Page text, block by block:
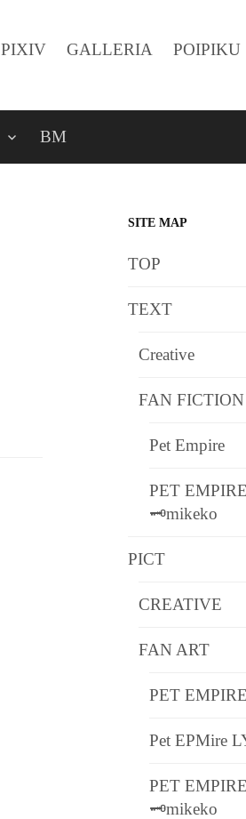
PIXIV GALLERIA POIPIKU
BM
SITE MAP
TOP
TEXT
Creative
FAN FICTION
Pet Empire
PET EMPIRE
🗝mikeko
PICT
CREATIVE
FAN ART
PET EMPIRE
Pet EPMire
PET EMPIRE
🗝mikeko